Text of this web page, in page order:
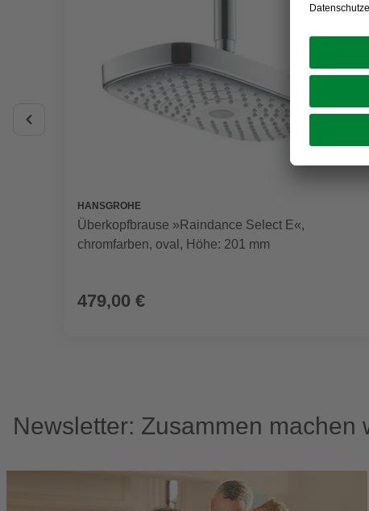
HANSGROHE
Überkopfbrause »Raindance Select E«,
chromfarben, oval, Höhe: 201 mm
479,00 €
Newsletter: Zusammen